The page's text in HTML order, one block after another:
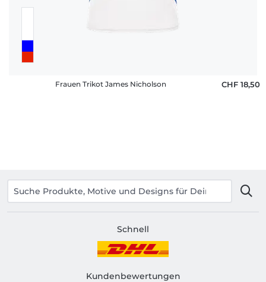
Frauen Trikot James Nicholson CHF 18,50
Schnell
Kundenbewertungen